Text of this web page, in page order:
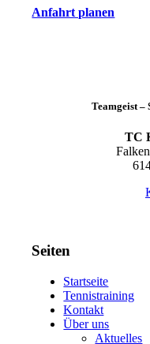
Anfahrt planen
Teamgeist –
TC
Seiten
Startseite
Tennistraining
Kontakt
Über uns
Aktuelles